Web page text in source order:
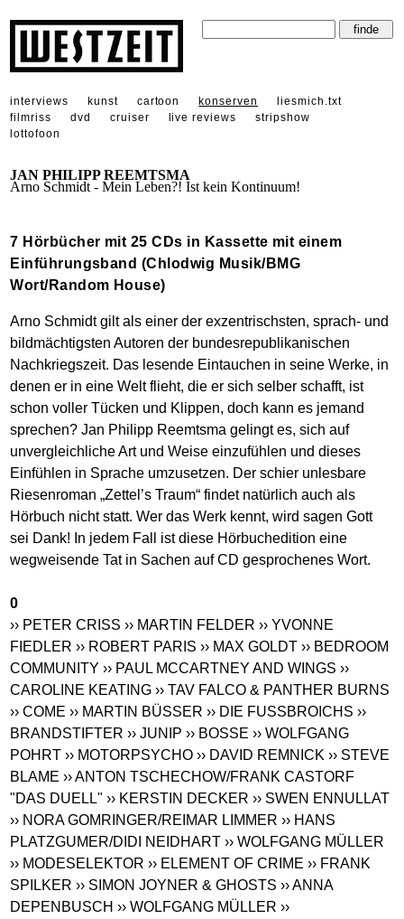
interviews kunst cartoon konserven
liesmich.txt
filmriss
dvd cruiser live reviews
stripshow
lottofoon
JAN PHILIPP REEMTSMA
Arno Schmidt - Mein Leben?! Ist kein Kontinuum!
7 Hörbücher mit 25 CDs in Kassette mit einem
Einführungsband (Chlodwig Musik/BMG
Wort/Random House)
Arno Schmidt gilt als einer der exzentrischsten, sprach- und
bildmächtigsten Autoren der bundesrepublikanischen
Nachkriegszeit. Das lesende Eintauchen in seine Werke, in
denen er in eine Welt flieht, die er sich selber schafft, ist
schon voller Tücken und Klippen, doch kann es jemand
sprechen? Jan Philipp Reemtsma gelingt es, sich auf
unvergleichliche Art und Weise einzufühlen und dieses
Einfühlen in Sprache umzusetzen. Der schier unlesbare
Riesenroman „Zettel’s Traum“ findet natürlich auch als
Hörbuch nicht statt. Wer das Werk kennt, wird sagen Gott
sei Dank! In jedem Fall ist diese Hörbuchedition eine
wegweisende Tat in Sachen auf CD gesprochenes Wort.
0
›› PETER CRISS ›› MARTIN FELDER ›› YVONNE
FIEDLER ›› ROBERT PARIS ›› MAX GOLDT ›› BEDROOM
COMMUNITY ›› PAUL MCCARTNEY AND WINGS ››
CAROLINE KEATING ›› TAV FALCO & PANTHER BURNS
›› COME ›› MARTIN BÜSSER ›› DIE FUSSBROICHS ››
BRANDSTIFTER ›› JUNIP ›› BOSSE ›› WOLFGANG
POHRT ›› MOTORPSYCHO ›› DAVID REMNICK ›› STEVE
BLAME ›› ANTON TSCHECHOW/FRANK CASTORF
"DAS DUELL" ›› KERSTIN DECKER ›› SWEN ENNULLAT
›› NORA GOMRINGER/REIMAR LIMMER ›› HANS
PLATZGUMER/DIDI NEIDHART ›› WOLFGANG MÜLLER
›› MODESELEKTOR ›› ELEMENT OF CRIME ›› FRANK
SPILKER ›› SIMON JOYNER & GHOSTS ›› ANNA
DEPENBUSCH ›› WOLFGANG MÜLLER ››